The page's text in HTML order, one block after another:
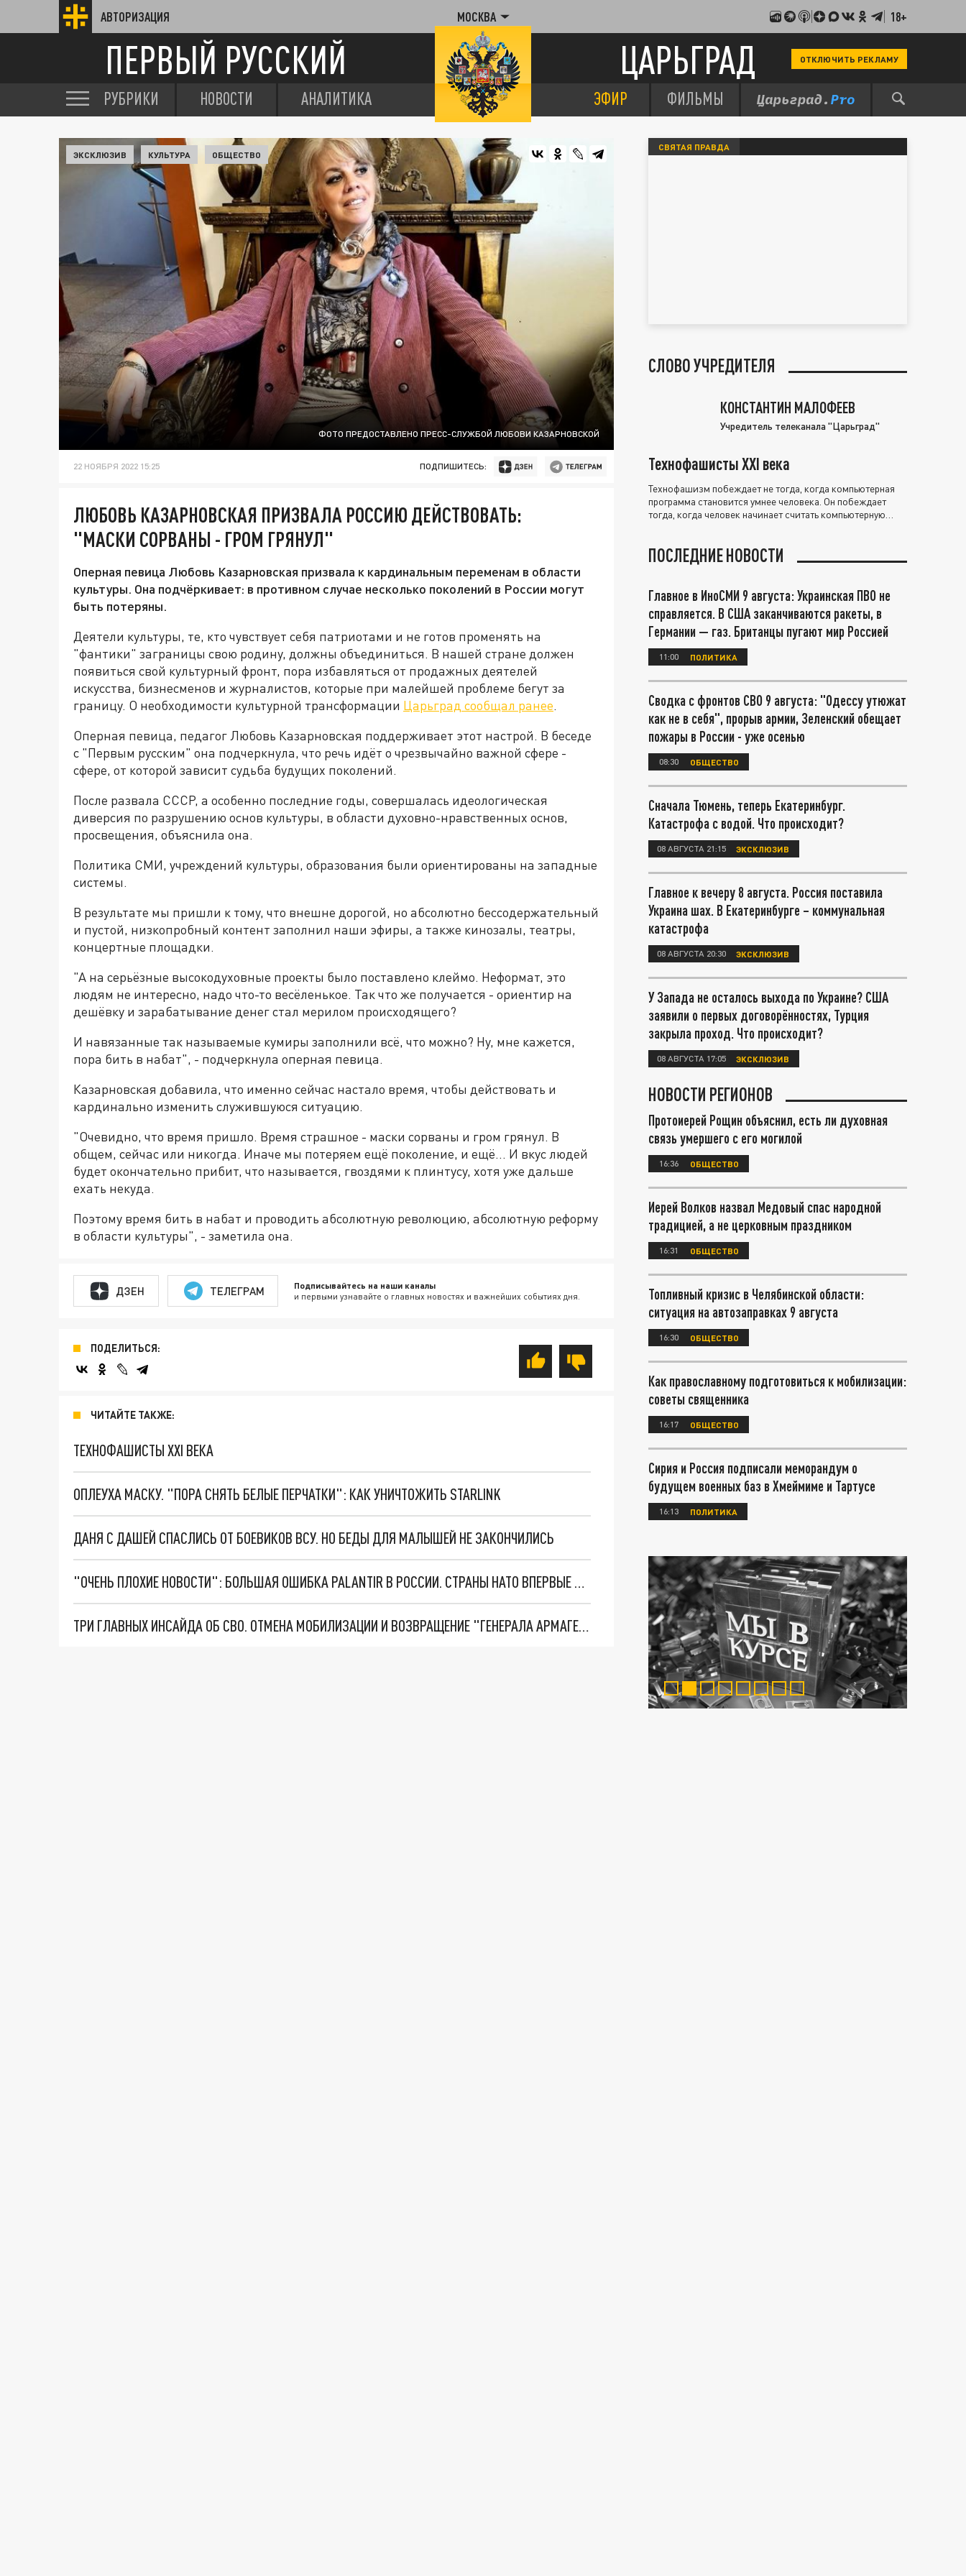
АВТОРИЗАЦИЯ МОСКВА 18+
ПЕРВЫЙ РУССКИЙ ЦАРЬГРАД ОТКЛЮЧИТЬ РЕКЛАМУ
РУБРИКИ НОВОСТИ АНАЛИТИКА ЭФИР ФИЛЬМЫ
ФОТО ПРЕДОСТАВЛЕНО ПРЕСС-СЛУЖБОЙ ЛЮБОВИ КАЗАРНОВСКОЙ
ЭКСКЛЮЗИВ КУЛЬТУРА ОБЩЕСТВО
22 НОЯБРЯ 2022 15:25 ПОДПИШИТЕСЬ:
ЛЮБОВЬ КАЗАРНОВСКАЯ ПРИЗВАЛА РОССИЮ ДЕЙСТВОВАТЬ:
"МАСКИ СОРВАНЫ - ГРОМ ГРЯНУЛ"
Оперная певица Любовь Казарновская призвала к кардинальным переменам в области
культуры. Она подчёркивает: в противном случае несколько поколений в России могут
быть потеряны.
Деятели культуры, те, кто чувствует себя патриотами и не готов променять на
"фантики" заграницы свою родину, должны объединиться. В нашей стране должен
появиться свой культурный фронт, пора избавляться от продажных деятелей
искусства, бизнесменов и журналистов, которые при малейшей проблеме бегут за
границу. О необходимости культурной трансформации Царьград сообщал ранее.
Оперная певица, педагог Любовь Казарновская поддерживает этот настрой. В беседе
с "Первым русским" она подчеркнула, что речь идёт о чрезвычайно важной сфере -
сфере, от которой зависит судьба будущих поколений.
После развала СССР, а особенно последние годы, совершалась идеологическая
диверсия по разрушению основ культуры, в области духовно-нравственных основ,
просвещения, объяснила она.
Политика СМИ, учреждений культуры, образования были ориентированы на западные
системы.
В результате мы пришли к тому, что внешне дорогой, но абсолютно бессодержательный
и пустой, низкопробный контент заполнил наши эфиры, а также кинозалы, театры,
концертные площадки.
"А на серьёзные высокодуховные проекты было поставлено клеймо. Неформат, это
людям не интересно, надо что-то весёленькое. Так что же получается - ориентир на
дешёвку и зарабатывание денег стал мерилом происходящего?
И навязанные так называемые кумиры заполнили всё, что можно? Ну, мне кажется,
пора бить в набат", - подчеркнула оперная певица.
Казарновская добавила, что именно сейчас настало время, чтобы действовать и
кардинально изменить служившуюся ситуацию.
"Очевидно, что время пришло. Время страшное - маски сорваны и гром грянул. В
общем, сейчас или никогда. Иначе мы потеряем ещё поколение, и ещё... И вкус людей
будет окончательно прибит, что называется, гвоздями к плинтусу, хотя уже дальше
ехать некуда.
Поэтому время бить в набат и проводить абсолютную революцию, абсолютную реформу
в области культуры", - заметила она.
ДЗЕН ТЕЛЕГРАМ Подписывайтесь на наши каналы
и первыми узнавайте о главных новостях и важнейших событиях дня.
ПОДЕЛИТЬСЯ:
ЧИТАЙТЕ ТАКЖЕ:
ТЕХНОФАШИСТЫ XXI ВЕКА
ОПЛЕУХА МАСКУ. "ПОРА СНЯТЬ БЕЛЫЕ ПЕРЧАТКИ": КАК УНИЧТОЖИТЬ STARLINK
ДАНЯ С ДАШЕЙ СПАСЛИСЬ ОТ БОЕВИКОВ ВСУ. НО БЕДЫ ДЛЯ МАЛЫШЕЙ НЕ ЗАКОНЧИЛИСЬ
"ОЧЕНЬ ПЛОХИЕ НОВОСТИ": БОЛЬШАЯ ОШИБКА PALANTIR В РОССИИ. СТРАНЫ НАТО ВПЕРВЫЕ ЗА СВО ОСТАНОВИЛИ ПОСТАВКИ ОРУЖИЯ. ВСУ ТЕРЯЮТ ПРИГРАНИЧЬЕ?
ТРИ ГЛАВНЫХ ИНСАЙДА ОБ СВО. ОТМЕНА МОБИЛИЗАЦИИ И ВОЗВРАЩЕНИЕ "ГЕНЕРАЛА АРМАГЕДДОНА"? ОТЛИЧНЫЕ НОВОСТИ, КОТОРЫЕ ЖДАЛИ ВСЕ
СВЯТАЯ ПРАВДА
СЛОВО УЧРЕДИТЕЛЯ
КОНСТАНТИН МАЛОФЕЕВ
Учредитель телеканала "Царьград"
Технофашисты XXI века
Технофашизм побеждает не тогда, когда компьютерная
программа становится умнее человека. Он побеждает
тогда, когда человек начинает считать компьютерную
ПОСЛЕДНИЕ НОВОСТИ
Главное в ИноСМИ 9 августа: Украинская ПВО не
справляется. В США заканчиваются ракеты, в
Германии — газ. Британцы пугают мир Россией
11:00 ПОЛИТИКА
Сводка с фронтов СВО 9 августа: "Одессу утюжат
как не в себя", прорыв армии, Зеленский обещает
пожары в России - уже осенью
08:30 ОБЩЕСТВО
Сначала Тюмень, теперь Екатеринбург.
Катастрофа с водой. Что происходит?
08 АВГУСТА 21:15 ЭКСКЛЮЗИВ
Главное к вечеру 8 августа. Россия поставила
Украина шах. В Екатеринбурге – коммунальная
катастрофа
08 АВГУСТА 20:30 ЭКСКЛЮЗИВ
У Запада не осталось выхода по Украине? США
заявили о первых договорённостях, Турция
закрыла проход. Что происходит?
08 АВГУСТА 17:05 ЭКСКЛЮЗИВ
НОВОСТИ РЕГИОНОВ
Протоиерей Рощин объяснил, есть ли духовная
связь умершего с его могилой
16:36 ОБЩЕСТВО
Иерей Волков назвал Медовый спас народной
традицией, а не церковным праздником
16:31 ОБЩЕСТВО
Топливный кризис в Челябинской области:
ситуация на автозаправках 9 августа
16:30 ОБЩЕСТВО
Как православному подготовиться к мобилизации:
советы священника
16:17 ОБЩЕСТВО
Сирия и Россия подписали меморандум о
будущем военных баз в Хмеймиме и Тартусе
16:13 ПОЛИТИКА